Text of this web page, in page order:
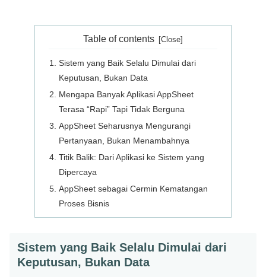
Table of contents
Sistem yang Baik Selalu Dimulai dari
Keputusan, Bukan Data
Mengapa Banyak Aplikasi AppSheet
Terasa “Rapi” Tapi Tidak Berguna
AppSheet Seharusnya Mengurangi
Pertanyaan, Bukan Menambahnya
Titik Balik: Dari Aplikasi ke Sistem yang
Dipercaya
AppSheet sebagai Cermin Kematangan
Proses Bisnis
Sistem yang Baik Selalu Dimulai dari
Keputusan, Bukan Data